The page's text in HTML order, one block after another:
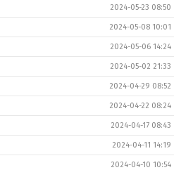
2024-05-23 08:50
2024-05-08 10:01
2024-05-06 14:24
2024-05-02 21:33
2024-04-29 08:52
2024-04-22 08:24
2024-04-17 08:43
2024-04-11 14:19
2024-04-10 10:54